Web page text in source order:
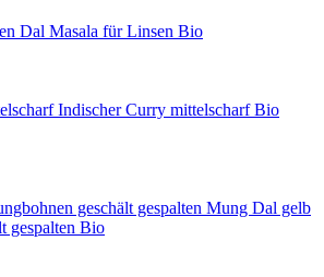
Dal Masala für Linsen Bio
Indischer Curry mittelscharfBio
Mung Dal gelb
gespalten Bio